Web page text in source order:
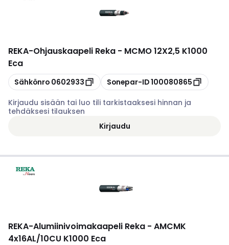
REKA-Ohjauskaapeli Reka - MCMO 12X2,5 K1000
Eca
Kopioi
Sähkönro 0602933 Kopioi
Sonepar-ID100080865
Kirjaudu sisään tai luo tili tarkistaaksesi hinnan ja
tehdäksesi tilauksen
Kirjaudu
REKA-Alumiinivoimakaapeli Reka - AMCMK
4x16AL/10CU K1000 Eca